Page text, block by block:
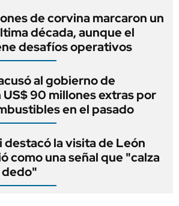
de corvina marcaron un
década, aunque el
desafíos operativos
al gobierno de
90 millones extras por
en el pasado
destacó la visita de León
como una señal que "calza
dedo"